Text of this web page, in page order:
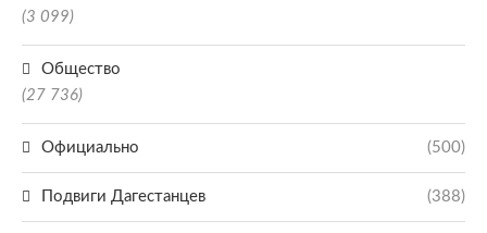
(3 099)
Общество
(27 736)
Официально (500)
Подвиги Дагестанцев (388)